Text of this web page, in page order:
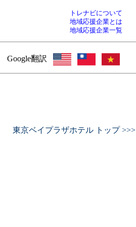
トレナビについて
地域応援企業とは
地域応援企業一覧
Google翻訳
東京ベイプラザホテル トップ >>>